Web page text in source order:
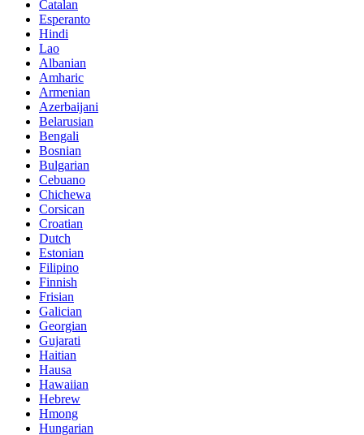
Catalan
Esperanto
Hindi
Lao
Albanian
Amharic
Armenian
Azerbaijani
Belarusian
Bengali
Bosnian
Bulgarian
Cebuano
Chichewa
Corsican
Croatian
Dutch
Estonian
Filipino
Finnish
Frisian
Galician
Georgian
Gujarati
Haitian
Hausa
Hawaiian
Hebrew
Hmong
Hungarian